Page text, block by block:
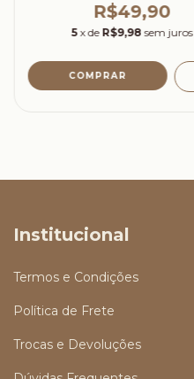
R$49,90
5 x de R$9,98 sem juros
Institucional
Termos e Condições
Política de Frete
Trocas e Devoluções